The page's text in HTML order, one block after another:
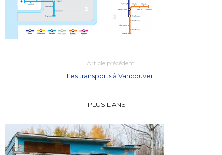
Article précédent
Les transports à Vancouver.
PLUS DANS